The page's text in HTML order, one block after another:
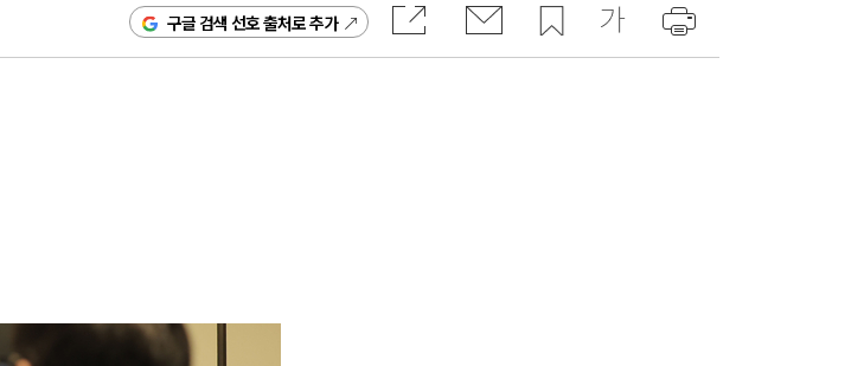
구글 검색 선호 출처로 추가